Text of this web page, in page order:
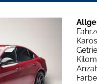
Farbe